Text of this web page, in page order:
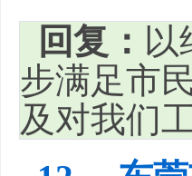
回复：
步满足市
及对我们